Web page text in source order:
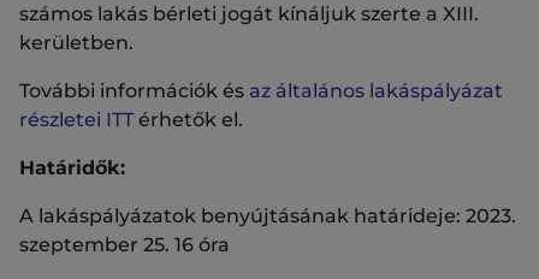
számos lakás bérleti jogát kínáljuk szerte a XIII.
kerületben.
További információk és az általános lakáspályázat
részletei ITTérhetők el.
Határidők:
A lakáspályázatok benyújtásának határideje: 2023.
szeptember 25. 16 óra